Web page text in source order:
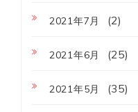
2021年7月 (2)
2021年6月 (25)
2021年5月 (35)